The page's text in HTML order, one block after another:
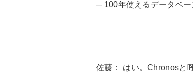
─ 100年使えるデータベー
佐藤 ： はい。Chronosと